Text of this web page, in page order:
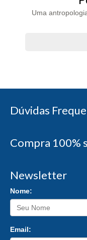
Uma
Dúvidas
Compra 100%
Newsletter
Nome:
Email: